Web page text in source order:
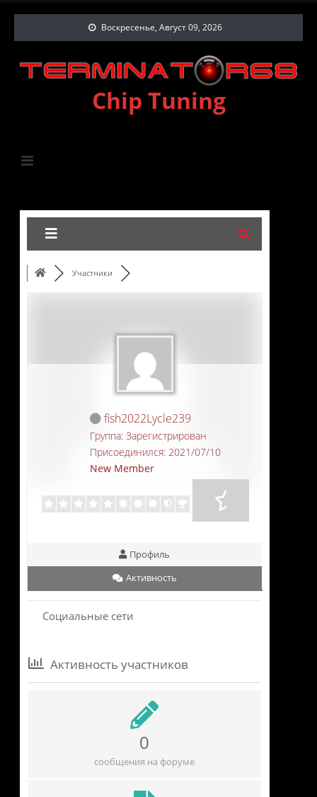
Воскресенье, Август 09, 2026
Chip Tuning
Участники
fish2022Lycle239
Группа: Зарегистрирован
Присоединился: 2021/07/10
New Member
Профиль
Активность
Социальные сети
Активность участников
0
сообщения на форуме